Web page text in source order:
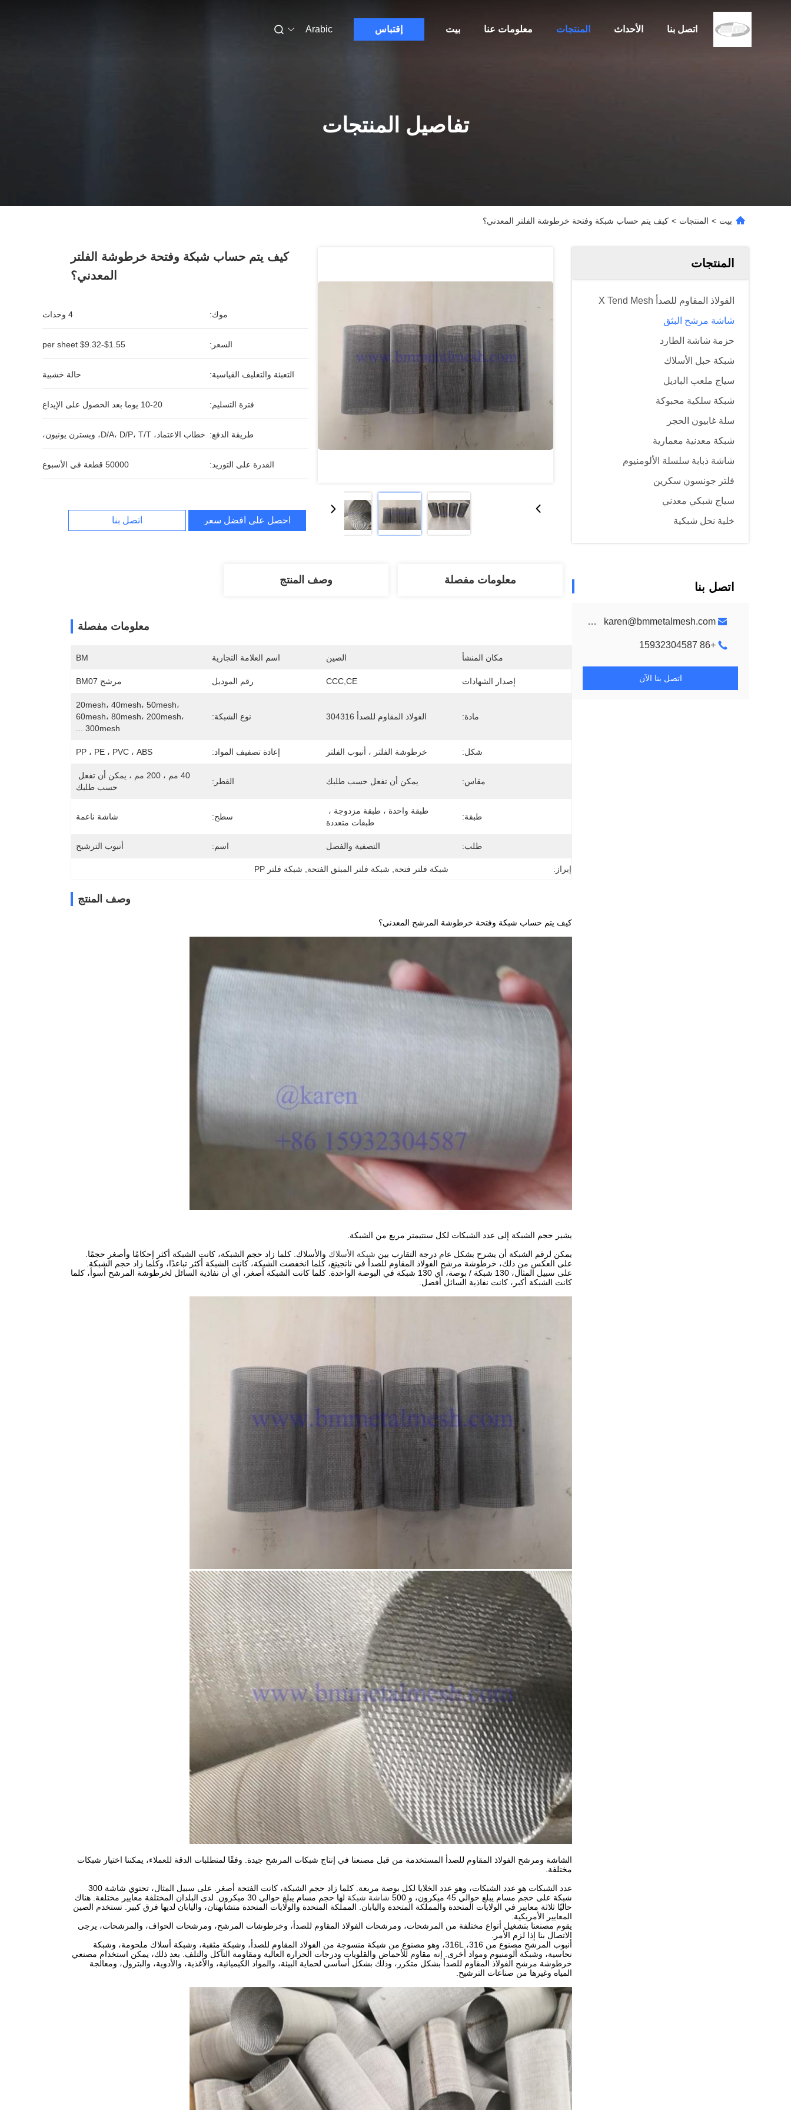
بيت معلومات عنا المنتجات الأحداث اتصل بنا إقتباس Arabic
تفاصيل المنتجات
بيت > المنتجات > كيف يتم حساب شبكة وفتحة خرطوشة الفلتر المعدني؟
المنتجات
الفولاذ المقاوم للصدأ X Tend Mesh
شاشة مرشح البثق
حزمة شاشة الطارد
شبكة حبل الأسلاك
سياج ملعب الباديل
شبكة سلكية محبوكة
سلة غابيون الحجر
شبكة معدنية معمارية
شاشة ذبابة سلسلة الألومنيوم
فلتر جونسون سكرين
سياج شبكي معدني
خلية نحل شبكية
اتصل بنا
metalmeshes@gmail.com karen@bmmetalmesh.com
+86 15932304587
اتصل بنا الآن
كيف يتم حساب شبكة وفتحة خرطوشة الفلتر
المعدني؟
موك: 4 وحدات
السعر: $1.55-$9.32 per sheet
التعبئة والتغليف القياسية: حالة خشبية
فترة التسليم: 10-20 يوما بعد الحصول على الإيداع
طريقة الدفع: خطاب الاعتماد، D/A، D/P، T/T، ويسترن يونيون،
القدرة على التوريد: 50000 قطعة في الأسبوع
احصل على أفضل سعر اتصل بنا
معلومات مفصلة وصف المنتج
معلومات مفصلة
مكان المنشأ الصين اسم العلامة التجارية BM
إصدار الشهادات CCC,CE رقم الموديل مرشح BM07
مادة: الفولاذ المقاوم للصدأ 304316 نوع الشبكة:
20mesh، 40mesh، 50mesh،
60mesh، 80mesh، 200mesh،
300mesh ...
شكل: خرطوشة الفلتر ، أنبوب الفلتر إعادة تصفيف المواد: PP ، PE ، PVC ، ABS
مقاس: يمكن أن تفعل حسب طلبك القطر:
حسب طلبك
طبقة:
طبقات متعددة
سطح: شاشة ناعمة
طلب: التصفية والفصل اسم: أنبوب الترشيح
إبراز: شبكة فلتر فتحة شبكة فلتر المبثق الفتحة شبكة فلتر PP
وصف المنتج
كيف يتم حساب شبكة وفتحة خرطوشة المرشح المعدني؟
يشير حجم الشبكة إلى عدد الشبكات لكل سنتيمتر مربع من الشبكة.
يمكن لرقم الشبكة أن يشرح بشكل عام درجة التقارب بين شبكة الأسلاك والأسلاك. كلما زاد حجم الشبكة، كانت الشبكة أكثر إحكامًا وأصغر حجمًا.
على العكس من ذلك، خرطوشة مرشح الفولاذ المقاوم للصدأ في نانجينغ، كلما انخفضت الشبكة، كانت الشبكة أكثر تباعدًا، وكلما زاد حجم الشبكة.
على سبيل المثال، 130 شبكة / بوصة، أي 130 شبكة في البوصة الواحدة. كلما كانت الشبكة أصغر، أي أن نفاذية السائل لخرطوشة المرشح أسوأ، كلما
كانت الشبكة أكبر، كانت نفاذية السائل أفضل.
الشاشة ومرشح الفولاذ المقاوم للصدأ المستخدمة من قبل مصنعنا في إنتاج شبكات المرشح جيدة. وفقًا لمتطلبات الدقة للعملاء، يمكننا اختيار شبكات
مختلفة.
عدد الشبكات هو عدد الشبكات، وهو عدد الخلايا لكل بوصة مربعة. كلما زاد حجم الشبكة، كانت الفتحة أصغر. على سبيل المثال، تحتوي شاشة 300
شبكة على حجم مسام يبلغ حوالي 45 ميكرون، و 500
شاشة شبكة
لها حجم مسام يبلغ حوالي 30 ميكرون. لدى البلدان المختلفة معايير مختلفة. هناك
حاليًا ثلاثة معايير في الولايات المتحدة والمملكة المتحدة واليابان. المملكة المتحدة والولايات المتحدة متشابهتان، واليابان لديها فرق كبير. تستخدم الصين
المعايير الأمريكية.
يقوم مصنعنا بتشغيل أنواع مختلفة من المرشحات، ومرشحات الفولاذ المقاوم للصدأ، وخرطوشات المرشح، ومرشحات الحواف، والمرشحات، يرجى
الاتصال بنا إذا لزم الأمر.
أنبوب المرشح مصنوع من 316، 316L، وهو مصنوع من شبكة منسوجة من الفولاذ المقاوم للصدأ، وشبكة مثقبة، وشبكة أسلاك ملحومة، وشبكة
نحاسية، وشبكة ألومنيوم ومواد أخرى. إنه مقاوم للأحماض والقلويات ودرجات الحرارة العالية ومقاومة التآكل والتلف. بعد ذلك، يمكن استخدام مصنعي
خرطوشة مرشح الفولاذ المقاوم للصدأ بشكل متكرر، وذلك بشكل أساسي لحماية البيئة، والمواد الكيميائية، والأغذية، والأدوية، والبترول، ومعالجة
المياه وغيرها من صناعات الترشيح.